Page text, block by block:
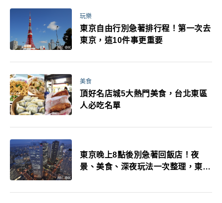
玩樂
東京自由行別急著排行程！第一次去
東京，這10件事更重要
美食
頂好名店城5大熱門美食，台北東區
人必吃名單
東京晚上8點後別急著回飯店！夜
景、美食、深夜玩法一次整理，東京